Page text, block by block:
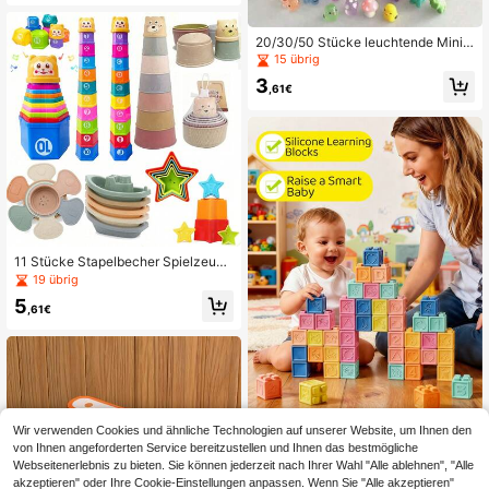
11 Stücke Stapelbecher Spielzeug,
Baby Bauklötze Spielzeug mit num
meriertem Buchstabenmuster Carto
on Bär, Baby Badespielzeug, Kinder
ufällige Farbe]
19 übrig
5 ,61€
20/30/50 Stücke leuchtende Mini-
Harztiere, Mini-Hundestatuen, süße
Cartoon-Figuren, Mini-Hundestatu
en-Ornamente, leuchtende Basteld
garten, kleines Haus (zufällige Farb
e), Mini-Statuen-Serie, Statuen, Mi
ni-Tiermodelle, Statuenspielzeug
15 übrig
3 ,61€
Baby Bauklötze, Stapelspielzeug fü
r Kleinkinder, 8/16/24 Stück weiche
s Lernspielzeug - Zahlen, Formen, F
3 übrig
Wir verwenden Cookies und ähnliche Technologien auf unserer Website, um Ihnen den
von Ihnen angeforderten Service bereitzustellen und Ihnen das bestmögliche
Webseitenerlebnis zu bieten. Sie können jederzeit nach Ihrer Wahl "Alle ablehnen", "Alle
akzeptieren" oder Ihre Cookie-Einstellungen anpassen. Wenn Sie "Alle akzeptieren"